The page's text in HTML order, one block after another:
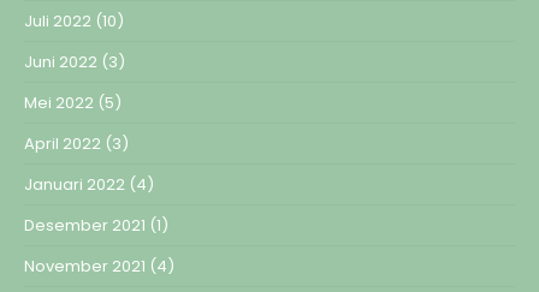
Juli 2022 (10)
Juni 2022 (3)
Mei 2022 (5)
April 2022 (3)
Januari 2022 (4)
Desember 2021 (1)
November 2021 (4)